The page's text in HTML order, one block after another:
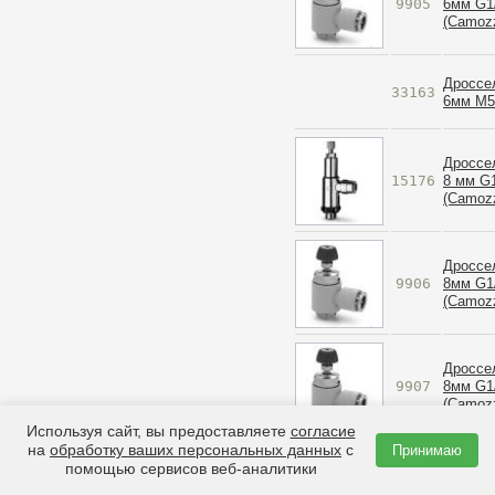
9905
6мм
33163
6мм
15176 8 мм
9906
8мм
9907
8мм
Используя сайт, вы предоставляете согласие
на обработку ваших персональных данных с
помощью сервисов веб-аналитики
Принимаю